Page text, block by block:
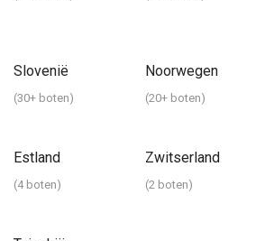
Slovenië
(30+ boten)
Noorwegen
(20+ boten)
Estland
(4 boten)
Zwitserland
(2 boten)